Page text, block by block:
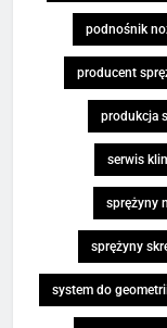
podnośnik
producent
produkcja
serwis
sprężyny
sprężyny
system do